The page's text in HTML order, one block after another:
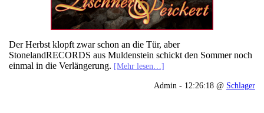
Der Herbst klopft zwar schon an die Tür, aber
StonelandRECORDS aus Muldenstein schickt den Sommer noch
einmal in die Verlängerung. [Mehr lesen…]
Admin - 12:26:18 @ Schlager